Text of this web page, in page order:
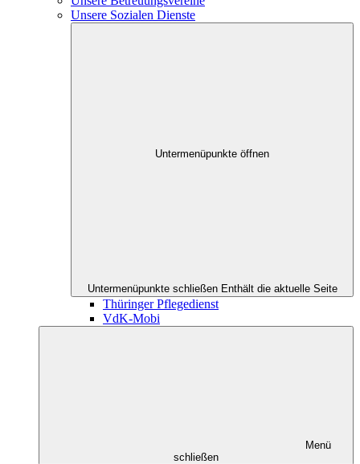
Unsere Sozialen Dienste
Untermenüpunkte öffnen
Untermenüpunkte schließen Enthält die aktuelle Seite
Thüringer Pflegedienst
VdK-Mobi
Menü
schließen